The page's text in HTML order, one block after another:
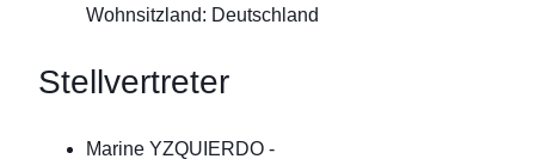
Wohnsitzland: Deutschland
Stellvertreter
Marine YZQUIERDO -